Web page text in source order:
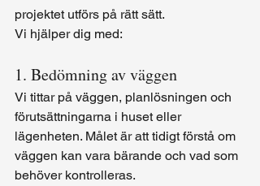
projektet utförs på rätt sätt.
Vi hjälper dig med:
1. Bedömning av väggen
Vi tittar på väggen, planlösningen och
förutsättningarna i huset eller
lägenheten. Målet är att tidigt förstå om
väggen kan vara bärande och vad som
behöver kontrolleras.